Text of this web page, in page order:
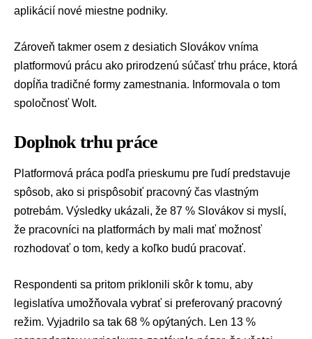
aplikácií nové miestne podniky.
Zároveň takmer osem z desiatich Slovákov vníma
platformovú prácu ako prirodzenú súčasť trhu práce, ktorá
dopĺňa tradičné formy zamestnania. Informovala o tom
spoločnosť Wolt.
Doplnok trhu práce
Platformová práca podľa prieskumu pre ľudí predstavuje
spôsob, ako si prispôsobiť pracovný čas vlastným
potrebám. Výsledky ukázali, že 87 % Slovákov si myslí,
že pracovníci na platformách by mali mať možnosť
rozhodovať o tom, kedy a koľko budú pracovať.
Respondenti sa pritom priklonili skôr k tomu, aby
legislatíva umožňovala vybrať si preferovaný pracovný
režim. Vyjadrilo sa tak 68 % opýtaných. Len 13 %